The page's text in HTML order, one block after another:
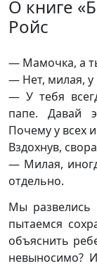
О книге
Ройс
— Мамочка, а
— Нет, милая, у
— У тебя
папе. Давай
Почему у всех
Вздохнув,
— Милая,
отдельно.
Мы развелись
пытаемся
объяснить
невыносимо?